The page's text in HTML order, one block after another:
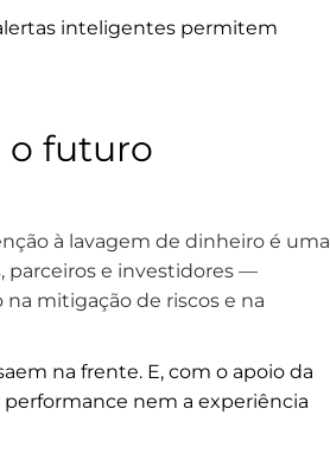
inteligentes permitem
o futuro
à lavagem de dinheiro é uma
parceiros e investidores —
mitigação de riscos e na
na frente. E, com o apoio da
nem a experiência